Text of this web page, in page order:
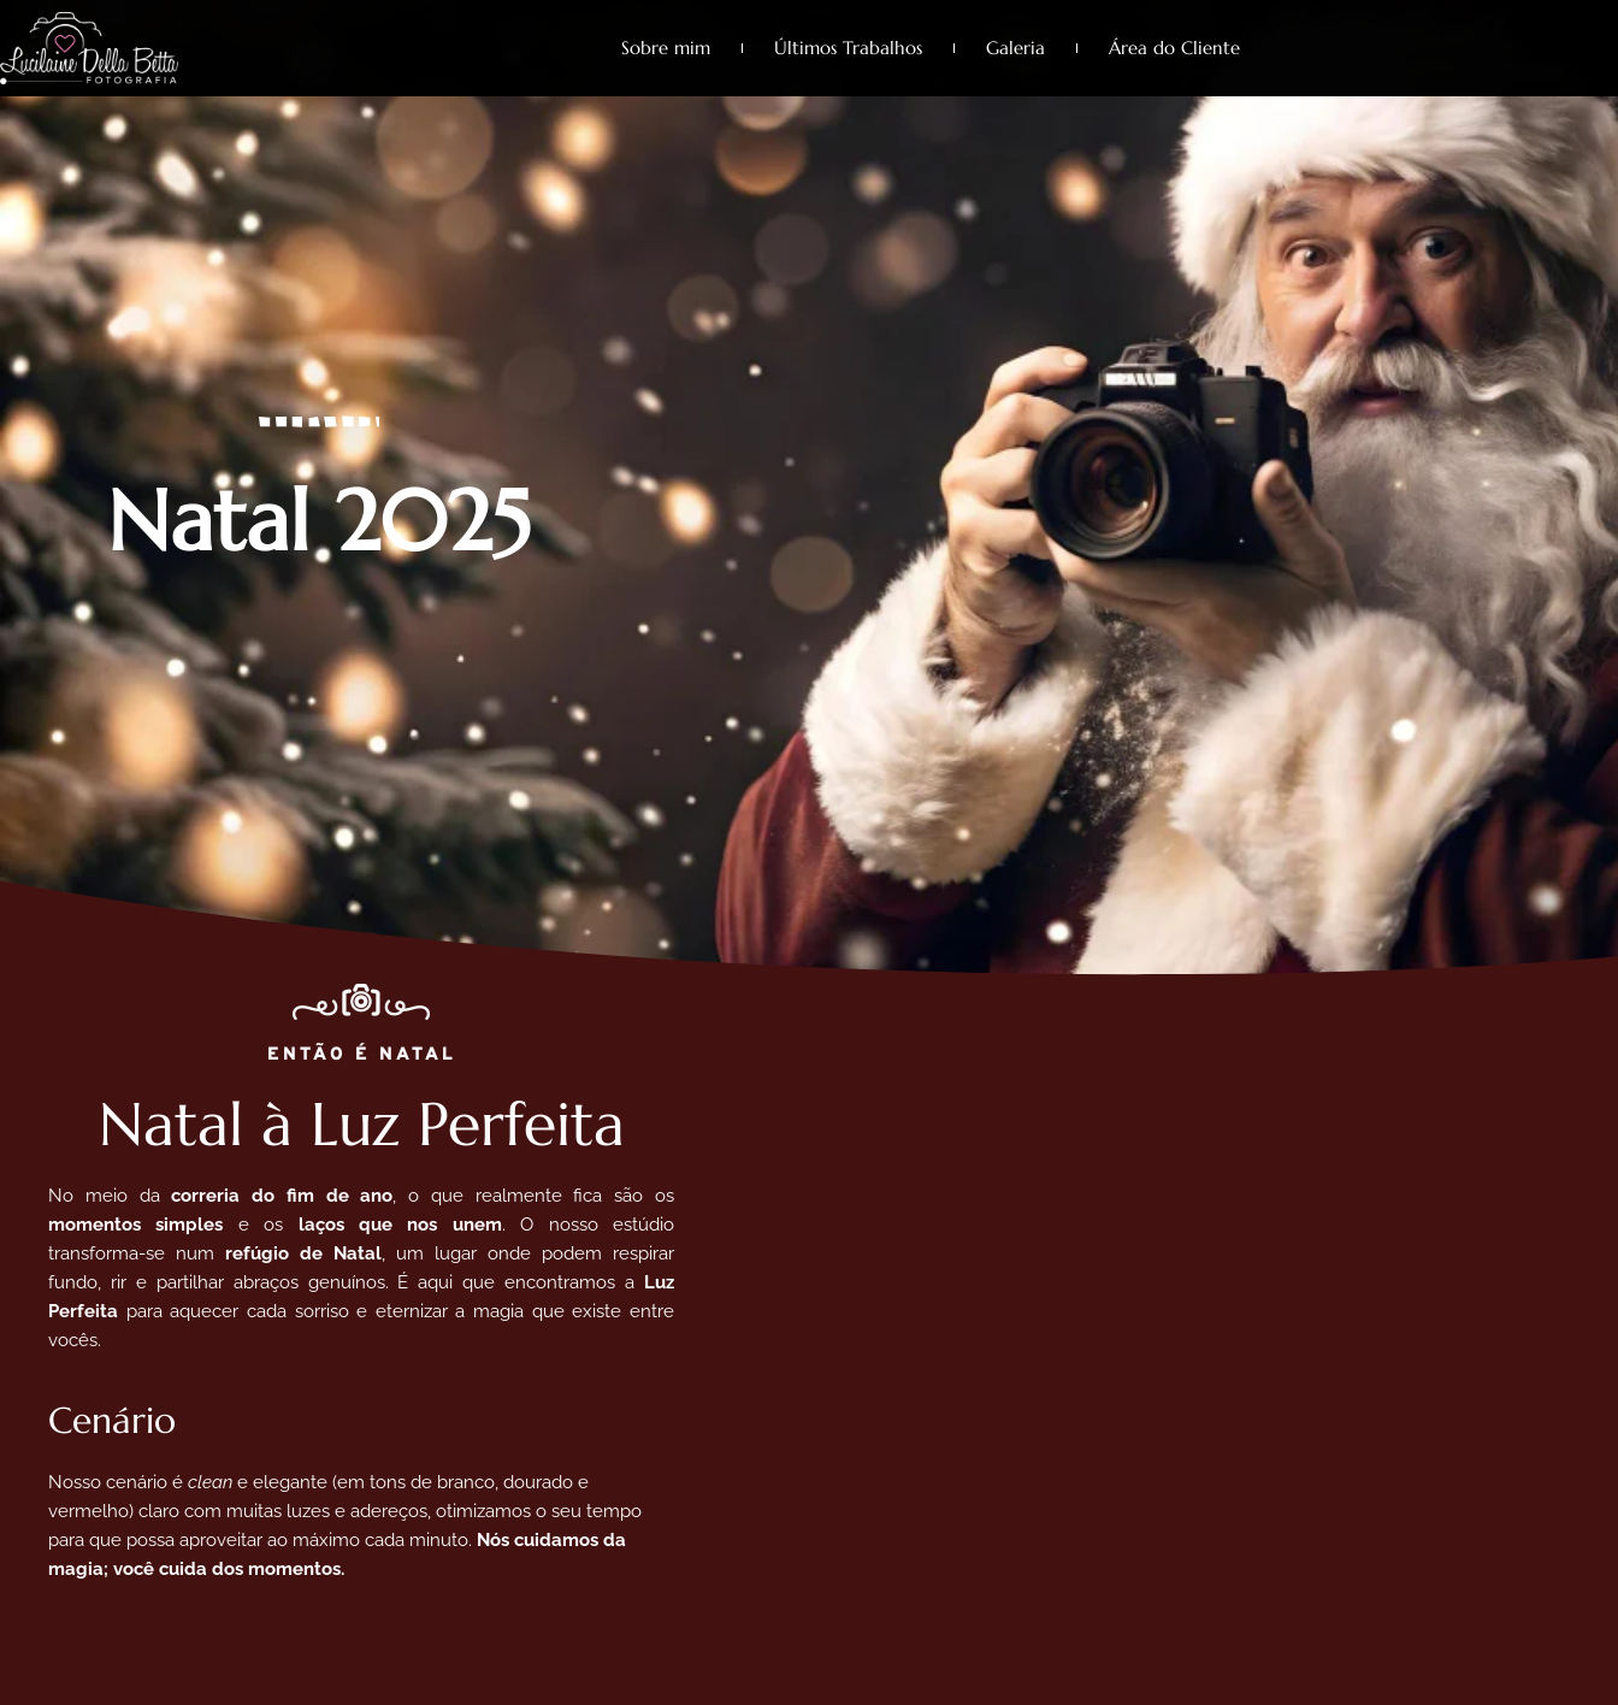
Sobre mim Últimos Trabalhos Galeria Área do Cliente
Natal 2025
ENTÃO É NATAL
Natal à Luz Perfeita
No meio dacorreria do fim de ano, o que realmente fica são os
momentos simples e os laços que nos unem. O nosso estúdio
transforma-se num refúgio de Natal, um lugar onde podem respirar
fundo, rir e partilhar abraços genuínos. É aqui que encontramos a Luz
Perfeita para aquecer cada sorriso e eternizar a magia que existe entre
vocês.
Cenário
Nosso cenário é clean e elegante (em tons de branco, dourado e
vermelho) claro com muitas luzes e adereços, otimizamos o seu tempo
para que possa aproveitar ao máximo cada minuto. Nós cuidamos da
magia; você cuida dos momentos.